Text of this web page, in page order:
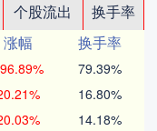
个股流出
换手率
涨幅
换手率
79.39%
16.80%
14.18%